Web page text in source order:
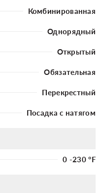
Комбинированная
Однорядный
Открытый
Обязательная
Перекрестный
Посадка с натягом
0 -230 °F